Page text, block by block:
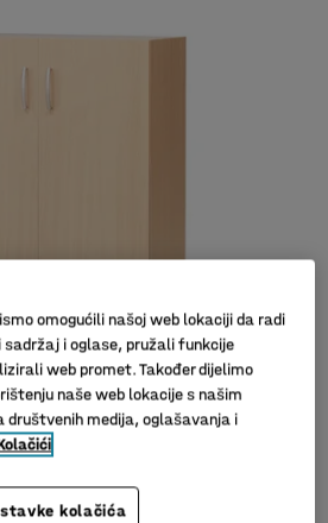
omogućili našoj web lokaciji da radi
i oglase, pružali funkcije
web promet. Također dijelimo
naše web lokacije s našim
medija, oglašavanja i
kolačića